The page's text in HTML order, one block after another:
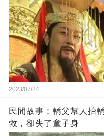
2023/07/24
民間故事：轎父幫人抬
救，卻失了童子身